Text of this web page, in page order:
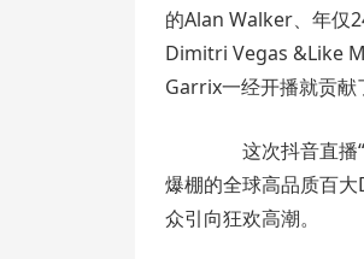
的Alan Walker、年仅
Dimitri Vegas &Like
Garrix一经开播就贡献
这次抖音直播
爆棚的全球高品质百
众引向狂欢高潮。